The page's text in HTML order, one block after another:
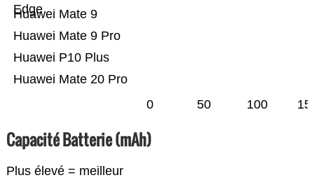
Huawei Mate 20 Pro
Huawei P10 Plus
Huawei Mate 9 Pro
Huawei Mate 9
Edge
0 50 100
Capacité Batterie (mAh)
Plus élevé = meilleur